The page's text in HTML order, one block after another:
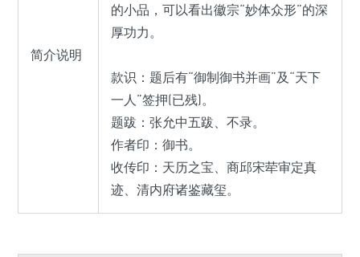
简介说明
的小品，可以看出徽宗“妙体众形”的深
厚功力。
款识：题后有“御制御书并画”及“天下
一人”签押(已残)。
题跋：张允中五跋、不录。
作者印：御书。
收传印：天历之宝、商邱宋荦审定真
迹、清内府诸鉴藏玺。